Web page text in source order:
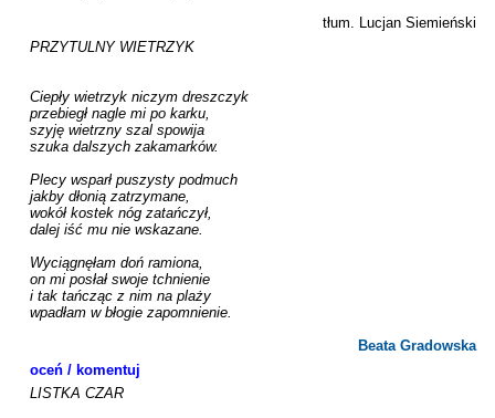
tłum. Lucjan Siemieński
PRZYTULNY WIETRZYK
Ciepły wietrzyk niczym dreszczyk
przebiegł nagle mi po karku,
szyję wietrzny szal spowija
szuka dalszych zakamarków.
Plecy wsparł puszysty podmuch
jakby dłonią zatrzymane,
wokół kostek nóg zatańczył,
dalej iść mu nie wskazane.
Wyciągnęłam doń ramiona,
on mi posłał swoje tchnienie
i tak tańcząc z nim na plaży
wpadłam w błogie zapomnienie.
Beata Gradowska
oceń / komentuj
LISTKA CZAR